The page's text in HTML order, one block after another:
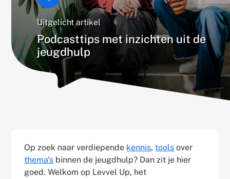
Podcasttips met inzichten uit de
jeugdhulp
Uitgelicht artikel
Op zoek naar verdiepende kennis,tools over
thema's binnen de jeugdhulp? Dan zit je hier
goed. Welkom op Levvel Up, het